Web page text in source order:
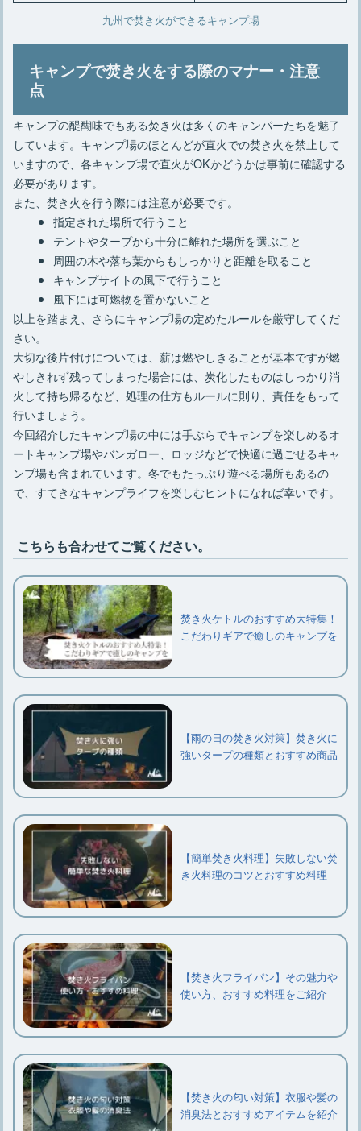
九州で焚き火ができるキャンプ場
キャンプで焚き火をする際のマナー・注意
点
キャンプの醍醐味でもある焚き火は多くのキャンパーたちを魅了
しています。キャンプ場のほとんどが直火での焚き火を禁止して
いますので、各キャンプ場で直火がOKかどうかは事前に確認する
必要があります。
また、焚き火を行う際には注意が必要です。
指定された場所で行うこと
テントやタープから十分に離れた場所を選ぶこと
周囲の木や落ち葉からもしっかりと距離を取ること
キャンプサイトの風下で行うこと
風下には可燃物を置かないこと
以上を踏まえ、さらにキャンプ場の定めたルールを厳守してくだ
さい。
大切な後片付けについては、薪は燃やしきることが基本ですが燃
やしきれず残ってしまった場合には、炭化したものはしっかり消
火して持ち帰るなど、処理の仕方もルールに則り、責任をもって
行いましょう。
今回紹介したキャンプ場の中には手ぶらでキャンプを楽しめるオ
ートキャンプ場やバンガロー、ロッジなどで快適に過ごせるキャ
ンプ場も含まれています。冬でもたっぷり遊べる場所もあるの
で、すてきなキャンプライフを楽しむヒントになれば幸いです。
こちらも合わせてご覧ください。
焚き火ケトルのおすすめ大特集！
こだわりギアで癒しのキャンプを
【雨の日の焚き火対策】焚き火に
強いタープの種類とおすすめ商品
【簡単焚き火料理】失敗しない焚
き火料理のコツとおすすめ料理
【焚き火フライパン】その魅力や
使い方、おすすめ料理をご紹介
【焚き火の匂い対策】衣服や髪の
消臭法とおすすめアイテムを紹介